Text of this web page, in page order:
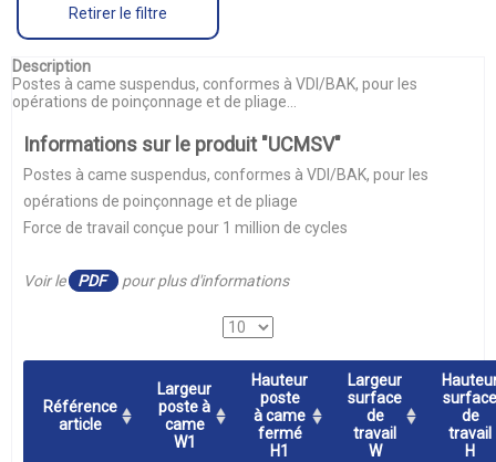
Retirer le filtre
Description
Postes à came suspendus, conformes à VDI/BAK, pour les
opérations de poinçonnage et de pliage...
Informations sur le produit "UCMSV"
Postes à came suspendus, conformes à VDI/BAK, pour les
opérations de poinçonnage et de pliage
Force de travail conçue pour 1 million de cycles
Voir le PDF pour plus d'informations
Référence
article
Largeur
poste à
came
W1
Hauteur
poste
à came
fermé
H1
Largeur
surface
de
travail
W
surface
de
travail
H